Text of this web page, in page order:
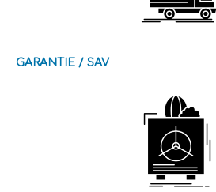
GARANTIE / SAV